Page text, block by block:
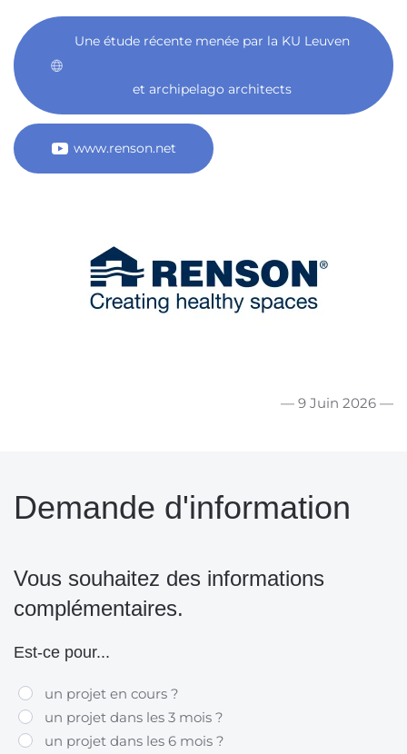
Une étude récente menée par la KU Leuven
et archipelago architects
www.renson.net
— 9 Juin 2026 —
Demande d'information
Vous souhaitez des informations
complémentaires.
Est-ce pour...
un projet en cours ?
un projet dans les 3 mois ?
un projet dans les 6 mois ?